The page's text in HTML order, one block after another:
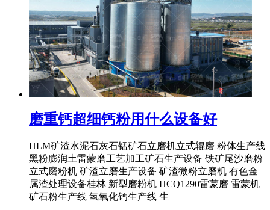
磨重钙超细钙粉用什么设备好
HLM矿渣水泥石灰石锰矿石立磨机立式辊磨 粉体生产线
黑粉膨润土雷蒙磨工艺加工矿石生产设备 铁矿尾沙磨粉
立式磨粉机 矿渣立磨生产设备 矿渣微粉立磨机 有色金
属渣处理设备桂林 新型磨粉机 HCQ1290雷蒙磨 雷蒙机
矿石粉生产线 氢氧化钙生产线 生